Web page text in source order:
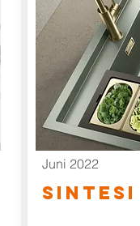
Juni 2022
SINTESI